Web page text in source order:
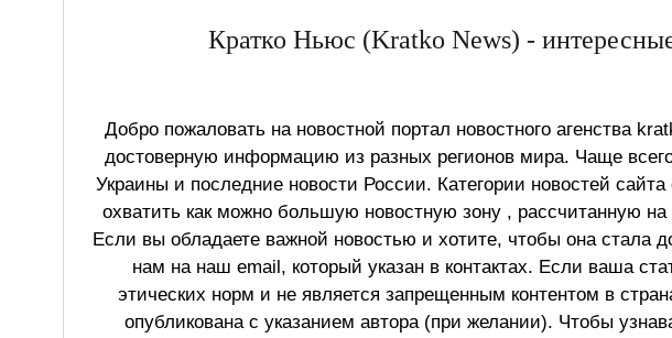
Кратко Ньюс (Kratko News) -
Добро пожаловать на новостной портал новостного агенства
достоверную информацию из разных регионов мира. Чаще
Украины и последние новости России. Категории новостей
охватить как можно большую новостную зону , рассчитанную
Если вы обладаете важной новостью и хотите, чтобы она стала
нам на наш email, который указан в контактах. Если ваша
этических норм и не является запрещенным контентом в
опубликована с указанием автора (при желании). Чтобы